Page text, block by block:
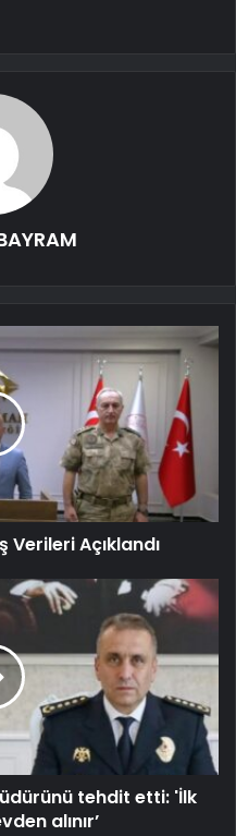
Açıklandı
tehdit etti: 'İlk
alınır’